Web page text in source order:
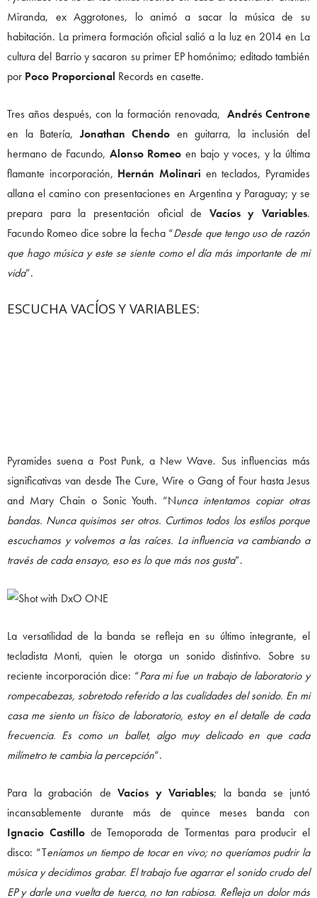
Miranda, ex Aggrotones, lo animó a sacar la música de su
habitación. La primera formación oficial salió a la luz en 2014 en La
cultura del Barrio y sacaron su primer EP homónimo; editado también
por Poco Proporcional Records en casette.
Tres años después, con la formación renovada, Andrés Centrone
en la Batería,Jonathan Chendo en guitarra, la inclusión del
hermano de Facundo, Alonso Romeo en bajo y voces, y la última
flamante incorporación, Hernán Molinari en teclados, Pyramides
allana el camino con presentaciones en Argentina y Paraguay; y se
prepara para la presentación oficial de Vacíos y Variables.
Facundo Romeo dice sobre la fecha “Desde que tengo uso de razón
que hago música y este se siente como el día más importante de mi
vida”.
ESCUCHA VACÍOS Y VARIABLES:
Pyramides suena a Post Punk, a New Wave. Sus influencias más
significativas van desde The Cure, Wire o Gang of Four hasta Jesus
and Mary Chain o Sonic Youth. “Nunca intentamos copiar otras
bandas. Nunca quisimos ser otros. Curtimos todos los estilos porque
escuchamos y volvemos a las raíces. La influencia va cambiando a
través de cada ensayo, eso es lo que más nos gusta”.
La versatilidad de la banda se refleja en su último integrante, el
tecladista Monti, quien le otorga un sonido distintivo. Sobre su
reciente incorporación dice: “Para mi fue un trabajo de laboratorio y
rompecabezas, sobretodo referido a las cualidades del sonido. En mi
casa me siento un físico de laboratorio, estoy en el detalle de cada
frecuencia. Es como un ballet, algo muy delicado en que cada
milímetro te cambia la percepción”.
Para la grabación de Vacíos y Variables; la banda se juntó
incansablemente durante más de quince meses banda con
Ignacio Castillode Temoporada de Tormentas para producir el
disco: “Teníamos un tiempo de tocar en vivo; no queríamos pudrir la
música y decidimos grabar. El trabajo fue agarrar el sonido crudo del
EP y darle una vuelta de tuerca, no tan rabiosa. Refleja un dolor más